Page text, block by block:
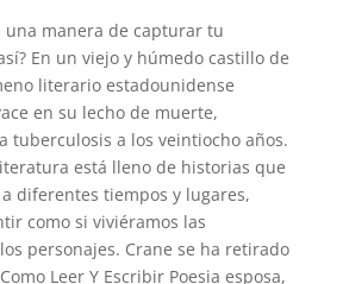
una manera de capturar tu
En un viejo y húmedo castillo de
literario estadounidense
en su lecho de muerte,
tuberculosis a los veintiocho años.
está lleno de historias que
diferentes tiempos y lugares,
como si viviéramos las
personajes. Crane se ha retirado
Leer Y Escribir Poesia esposa,